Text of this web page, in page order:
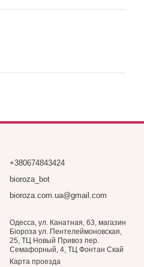
+380674843424
bioroza_bot
bioroza.com.ua@gmail.com
Одесса, ул. Канатная, 63, магазин
Біороза ул. Пентелеймоновская,
25, ТЦ Новый Привоз пер.
Семафорный, 4, ТЦ Фонтан Скай
Карта проезда